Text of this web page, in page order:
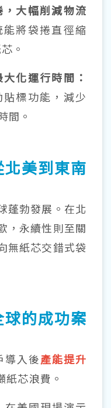
大幅削減物流
將袋捲直徑縮
。
化運行時間：
標功能，減少
間。
美到東南
蓬勃發展。在北
，永續性則至關
無紙芯交錯式袋
的成功案
導入後產能提升
紙芯浪費。